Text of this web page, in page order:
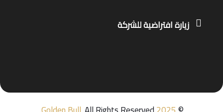
زيارة افتراضية للشركة